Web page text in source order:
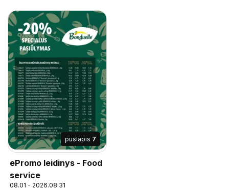
puslapis 7
ePromo leidinys - Food
service
08.01 - 2026.08.31